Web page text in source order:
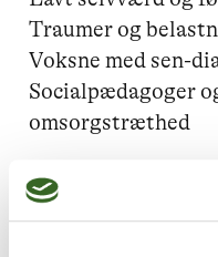
Traumer og
Voksne med sen-
Socialpædagoger
omsorgstræthed